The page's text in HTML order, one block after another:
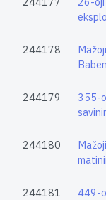
244178
244179
355-
244180
244181
449-